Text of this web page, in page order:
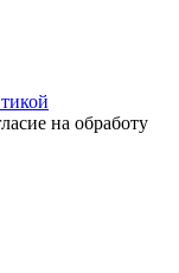
на обработу